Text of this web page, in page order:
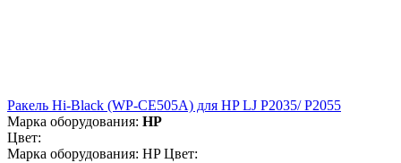
Ракель Hi-Black (WP-CE505A) для HP LJ P2035/ P2055
Марка оборудования: HP
Цвет:
Марка оборудования: HP Цвет: